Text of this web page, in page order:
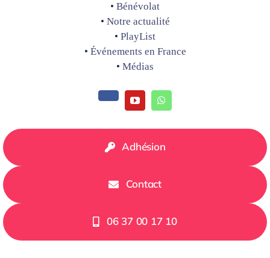
• Bénévolat
• Notre actualité
• PlayList
• Événements en France
• Médias
Adhésion
Contact
06 37 00 17 10